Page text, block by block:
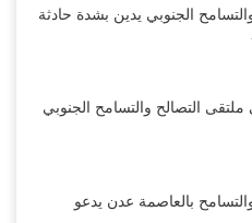
الجنوبي يدين بشدة حادثة
ملتقى التصالح والتسامح الجنوبي
بالعاصمة عدن يدعو